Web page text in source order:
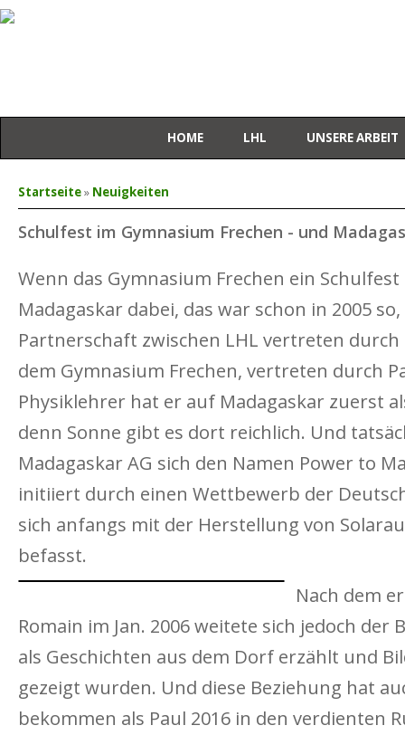
HOME LHL UNSERE ARBEIT
Sie sind hier
Startseite» Neuigkeiten
Schulfest im Gymnasium Frechen - und
Wenn das Gymnasium Frechen ein
Madagaskar dabei, das war schon in 2005
Partnerschaft zwischen LHL vertreten durch
dem Gymnasium Frechen, vertreten durch
Physiklehrer hat er auf Madagaskar zuerst
denn Sonne gibt es dort reichlich. Und
Madagaskar AG sich den Namen Power to
initiiert durch einen Wettbewerb der
sich anfangs mit der Herstellung von
befasst.
Nach dem
Romain im Jan. 2006 weitete sich jedoch der
als Geschichten aus dem Dorf erzählt und
gezeigt wurden. Und diese Beziehung hat
bekommen als Paul 2016 in den verdienten